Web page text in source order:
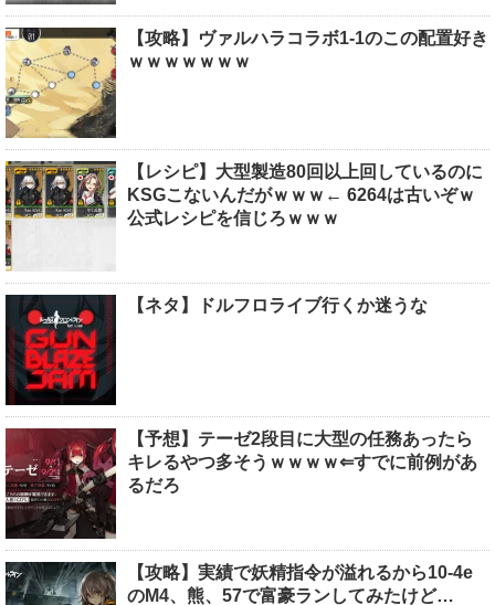
【攻略】ヴァルハラコラボ1-1のこの配置好き
ｗｗｗｗｗｗｗ
【レシピ】大型製造80回以上回しているのに
KSGこないんだがｗｗｗ← 6264は古いぞｗ
公式レシピを信じろｗｗｗ
【ネタ】ドルフロライブ行くか迷うな
【予想】テーゼ2段目に大型の任務あったら
キレるやつ多そうｗｗｗｗ⇐すでに前例があ
るだろ
【攻略】実績で妖精指令が溢れるから10-4e
のM4、熊、57で富豪ランしてみたけど…